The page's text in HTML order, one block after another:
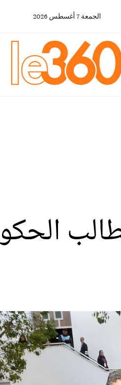
الجمعة 7 أغسطس 2026